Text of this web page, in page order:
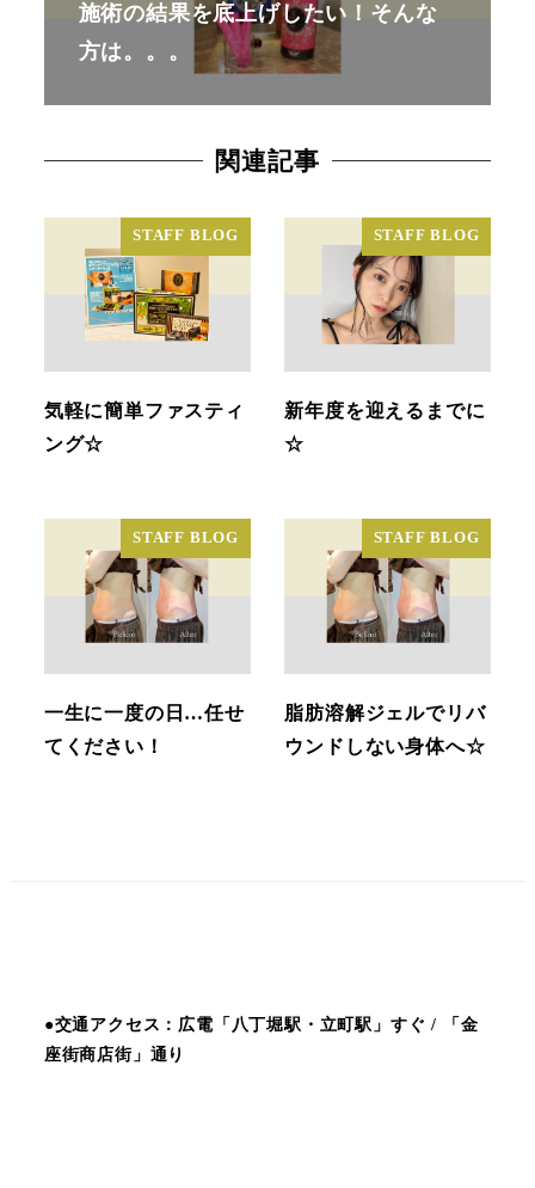
施術の結果を底上げしたい！そんな
方は。。。
関連記事
STAFF BLOG
気軽に簡単ファスティ
ング☆
STAFF BLOG
新年度を迎えるまでに
☆
STAFF BLOG
一生に一度の日…任せ
てください！
STAFF BLOG
脂肪溶解ジェルでリバ
ウンドしない身体へ☆
●交通アクセス：広電「八丁堀駅・立町駅」すぐ / 「金
座街商店街」通り